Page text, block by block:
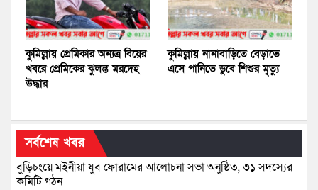
কুমিল্লায় প্রেমিকার অন্যত্র বিয়ের
খবরে প্রেমিকের ঝুলন্ত মরদেহ
উদ্ধার
কুমিল্লায় নানাবাড়িতে বেড়াতে
এসে পানিতে ডুবে শিশুর মৃত্যু
সর্বশেষ খবর
বুড়িচংয়ে মইনীয়া যুব ফোরামের আলোচনা সভা অনুষ্ঠিত, ৩১ সদস্যের
কমিটি গঠন